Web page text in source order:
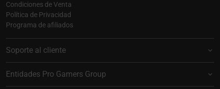
Condiciones de Venta
Política de Privacidad
Programa de afiliados
Soporte al cliente
Entidades Pro Gamers Group